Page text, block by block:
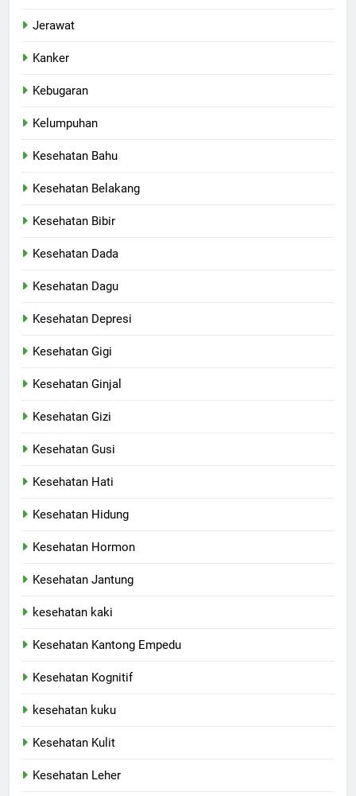
Jerawat
Kanker
Kebugaran
Kelumpuhan
Kesehatan Bahu
Kesehatan Belakang
Kesehatan Bibir
Kesehatan Dada
Kesehatan Dagu
Kesehatan Depresi
Kesehatan Gigi
Kesehatan Ginjal
Kesehatan Gizi
Kesehatan Gusi
Kesehatan Hati
Kesehatan Hidung
Kesehatan Hormon
Kesehatan Jantung
kesehatan kaki
Kesehatan Kantong Empedu
Kesehatan Kognitif
kesehatan kuku
Kesehatan Kulit
Kesehatan Leher